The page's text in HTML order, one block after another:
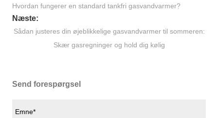
Hvordan fungerer en standard tankfri gasvandvarmer?
Næste:
Sådan justeres din øjeblikkelige gasvandvarmer til sommeren:
Skær gasregninger og hold dig kølig
Send forespørgsel